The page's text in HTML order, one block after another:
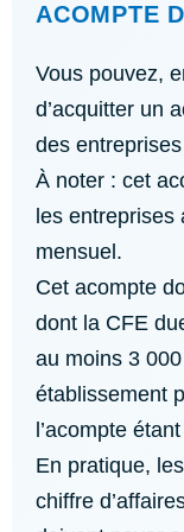
ACOMPTE
Vous pouvez,
d’acquitter un
des
À noter : cet
les
mensuel.
Cet acompte
dont la CFE
au moins 3
établissement
l’acompte
En pratique,
chiffre